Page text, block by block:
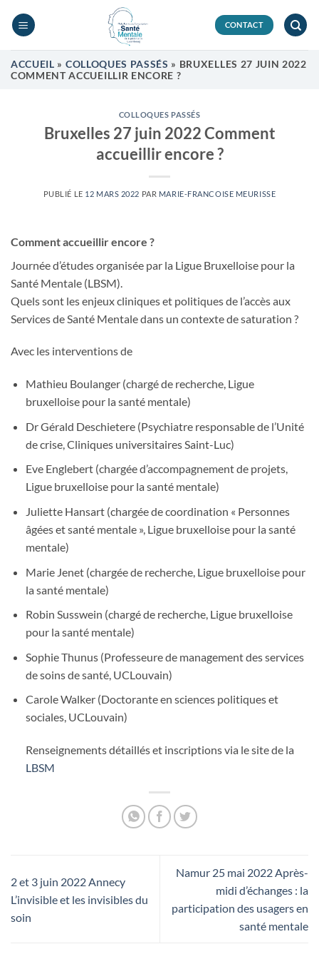
CONTACT
ACCUEIL » COLLOQUES PASSÉS » BRUXELLES 27 JUIN 2022
COMMENT ACCUEILLIR ENCORE ?
COLLOQUES PASSÉS
Bruxelles 27 juin 2022 Comment
accueillir encore ?
PUBLIÉ LE 12 MARS 2022 PAR MARIE-FRANCOISE MEURISSE
Comment accueillir encore ?
Journée d’études organisée par la Ligue Bruxelloise pour la
Santé Mentale (LBSM).
Quels sont les enjeux cliniques et politiques de l’accès aux
Services de Santé Mentale dans un contexte de saturation ?
Avec les interventions de
Mathieu Boulanger (chargé de recherche, Ligue
bruxelloise pour la santé mentale)
Dr Gérald Deschietere (Psychiatre responsable de l’Unité
de crise, Cliniques universitaires Saint-Luc)
Eve Englebert (chargée d’accompagnement de projets,
Ligue bruxelloise pour la santé mentale)
Juliette Hansart (chargée decoordination « Personnes
âgées et santé mentale », Ligue bruxelloise pour la santé
mentale)
Marie Jenet (chargée de recherche, Ligue bruxelloise pour
la santé mentale)
Robin Susswein (chargé de recherche, Ligue bruxelloise
pour la santé mentale)
Sophie Thunus (Professeure de management des services
de soins de santé, UCLouvain)
Carole Walker (Doctorante en sciences politiques et
sociales, UCLouvain)
Renseignements détaillés et inscriptions via le site de la
LBSM
2 et 3 juin 2022 Annecy
L’invisible et les invisibles du
soin
Namur 25 mai 2022 Après-
midi d’échanges : la
participation des usagers en
santé mentale